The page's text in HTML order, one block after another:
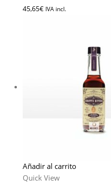
45,65€ IVA incl.
Añadir al carrito
Quick View